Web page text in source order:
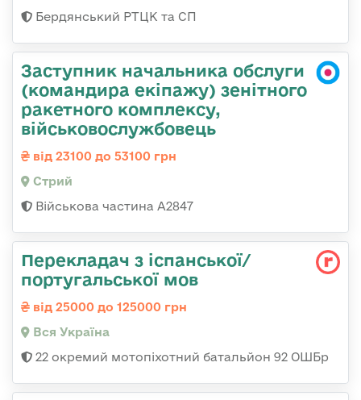
Бердянський РТЦК та СП
Заступник начальника обслуги
(командира екіпажу) зенітного
ракетного комплексу,
військовослужбовець
від 23100 до 53100 грн
Стрий
Військова частина А2847
Перекладач з іспанської/
португальської мов
від 25000 до 125000 грн
Вся Україна
22 окремий мотопіхотний батальйон 92 ОШБр